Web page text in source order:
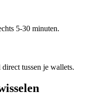
5-30 minuten.
tussen je wallets.